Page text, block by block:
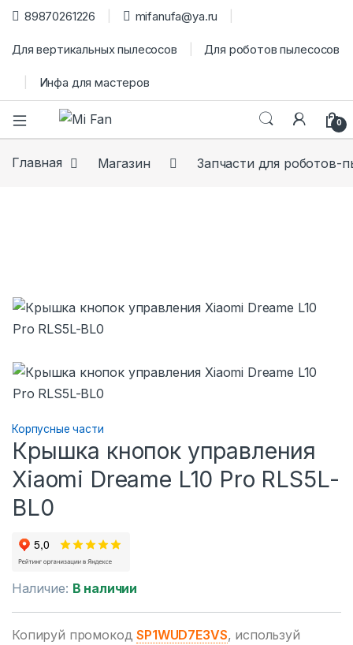
89870261226 mifanufa@ya.ru
Для вертикальных пылесосов Для роботов пылесосов
Инфа для мастеров
0
Главная Магазин Запчасти для роботов-
Корпусные части
Крышка кнопок управления
Xiaomi Dreame L10 Pro RLS5L-
BL0
Наличие: В наличии
Копируй промокодSP1WUD7E3VS, используй